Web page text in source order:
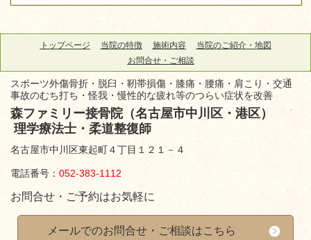
トップページ 当院の特徴 施術内容
当院のご紹介・地図
お問合せ・ご相談
スポーツ外傷骨折・脱臼・靭帯損傷・膝痛・腰痛・肩こり・交通
事故のむち打ち・怪我・慢性的な疲れ等のつらい症状を改善
森ファミリー接骨院（名古屋市中川区・港区）
理学療法士・柔道整復師
名古屋市中川区東起町４丁目１２１－４
電話番号： 052-383-1112
お問合せ・ご予約はお気軽に
メールでのお問合せ・ご相談はこちら